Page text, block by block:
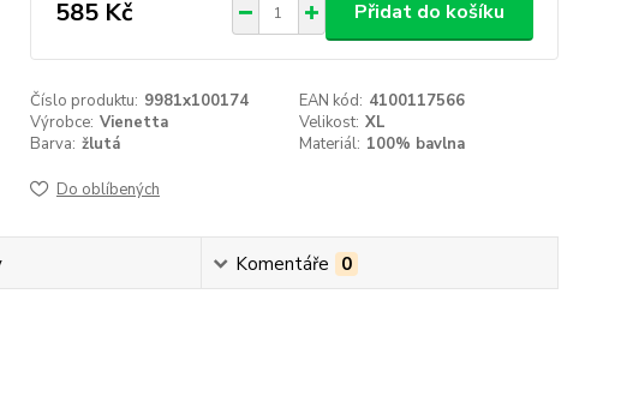
585 Kč Přidat do košíku
Číslo produktu: 9981x100174 EAN kód: 4100117566
Výrobce: Vienetta Velikost: XL
Barva: žlutá Materiál: 100% bavlna
Do oblíbených
Komentáře 0